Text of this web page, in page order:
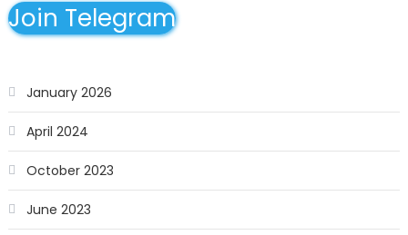
Join Telegram
January 2026
April 2024
October 2023
June 2023